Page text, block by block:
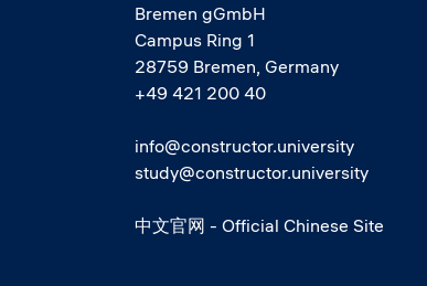
Bremen gGmbH
Campus Ring 1
28759 Bremen, Germany
+49 421 200 40
info@constructor.university
study@constructor.university
中文官网 - Official Chinese Site